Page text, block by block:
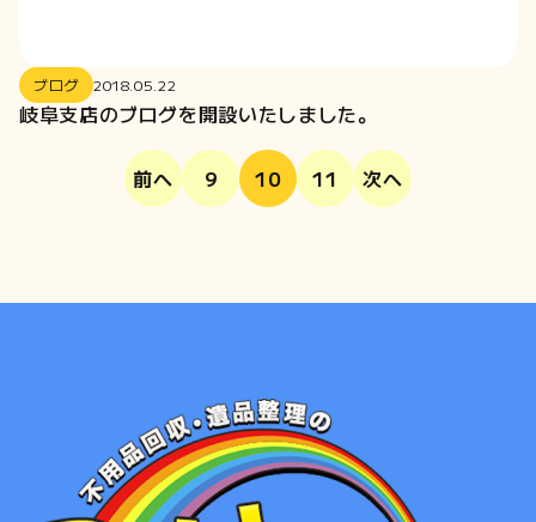
ブログ 2018.05.22
岐阜支店のブログを開設いたしました。
前へ 9 10 11 次へ